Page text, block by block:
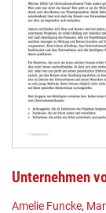
Unternehmen
Amelie Funcke,